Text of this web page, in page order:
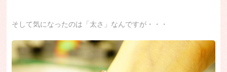
そして気になったのは「太さ」なんですが・・・